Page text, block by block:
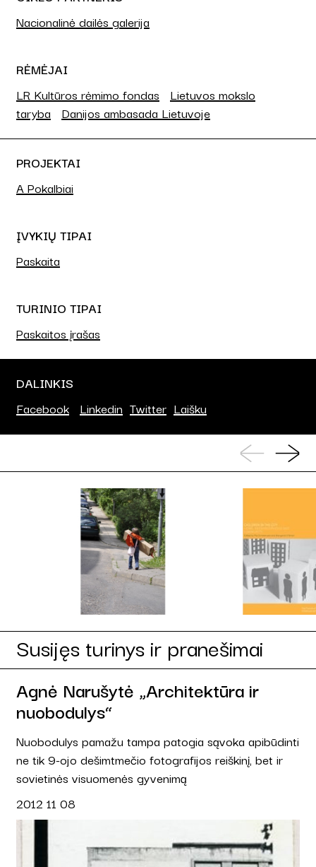
Nacionalinė dailės galerija
RĖMĖJAI
LR Kultūros rėmimo fondas
Lietuvos mokslo
taryba
Danijos ambasada Lietuvoje
PROJEKTAI
A Pokalbiai
ĮVYKIŲ TIPAI
Paskaita
TURINIO TIPAI
Paskaitos įrašas
DALINKIS
Facebook Linkedin Twitter Laišku
Susijęs turinys ir pranešimai
Agnė Narušytė „Architektūra ir
nuobodulys“
Nuobodulys pamažu tampa patogia sąvoka apibūdinti
ne tik 9-ojo dešimtmečio fotografijos reiškinį, bet ir
sovietinės visuomenės gyvenimą
2012 11 08